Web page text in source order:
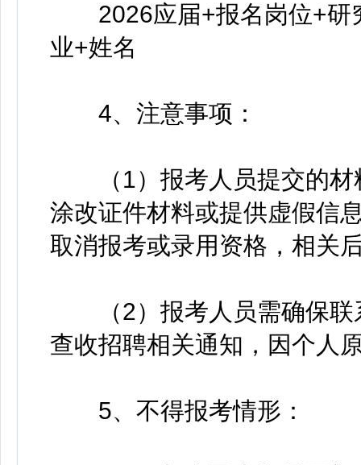
2026应届+报名岗位+研
业+姓名
4、注意事项：
（1）报考人员提交的材
涂改证件材料或提供虚假信
取消报考或录用资格，相关
（2）报考人员需确保联
查收招聘相关通知，因个人
5、不得报考情形：